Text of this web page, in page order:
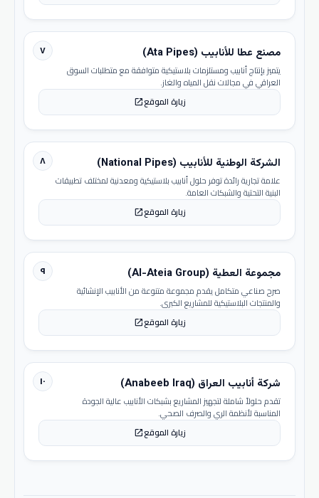
٧ مصنع عطا للأنابيب (Ata Pipes)
يتميز بإنتاج أنابيب ومستلزمات بلاستيكية متوافقة مع متطلبات السوق
العراقي في مجالات نقل المياه والغاز.
زيارة الموقعopen_in_new
٨ الشركة الوطنية للأنابيب (National Pipes)
علامة تجارية رائدة توفر حلول أنابيب بلاستيكية ومعدنية لمختلف تطبيقات
البنية التحتية والشبكات العامة.
زيارة الموقعopen_in_new
٩ مجموعة العطية (Al-Ateia Group)
صرح صناعي متكامل يقدم مجموعة متنوعة من الأنابيب الإنشائية
والمنتجات البلاستيكية للمشاريع الكبرى.
زيارة الموقعopen_in_new
١٠ شركة أنابيب العراق (Anabeeb Iraq)
تقدم حلولاً شاملة لتجهيز المشاريع بشبكات الأنابيب عالية الجودة
المناسبة لأنظمة الري والصرف الصحي.
زيارة الموقعopen_in_new